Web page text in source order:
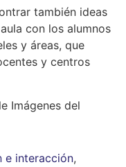
también ideas
con los alumnos
y áreas, que
y centros
Imágenes del
e interacción,